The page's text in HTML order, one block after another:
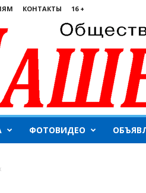
КОНТАКТЫ 16 +
ФОТОВИДЕО